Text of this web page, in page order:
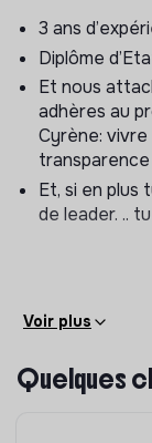
3 ans
Diplôme
Et nous
adhères au
Cyrène: vivre
Et, si en plus
de leader. ..
Voir plus
Quelques